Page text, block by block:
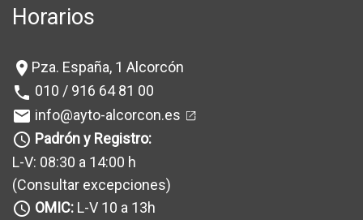
Horarios
location_on Pza. España, 1 Alcorcón
phone 010 / 916 64 81 00
mail info@ayto-alcorcon.es
query_builder Padrón y Registro:
L-V: 08:30 a 14:00 h
(Consultar excepciones)
query_builder OMIC: L-V 10 a 13h